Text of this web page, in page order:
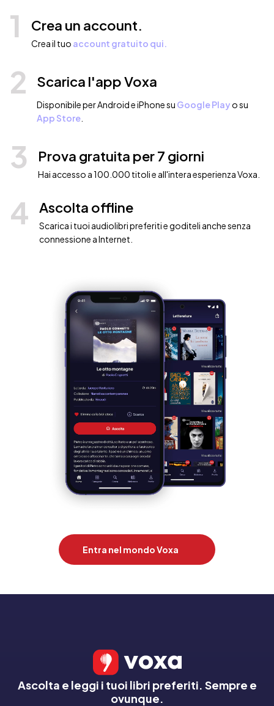
1 Crea un account.
Crea il tuo account gratuito qui.
2 Scarica l'app Voxa
Disponibile per Android e iPhone su Google Playo su
App Store
3 Prova gratuita per 7 giorni
Hai accesso a 100.000 titoli e all'intera esperienza Voxa.
4 Ascolta offline
Scarica i tuoi audiolibri preferiti e goditeli anche senza
connessione a Internet.
Entra nel mondo Voxa
Ascolta e leggi i tuoi libri preferiti. Sempre e
ovunque.